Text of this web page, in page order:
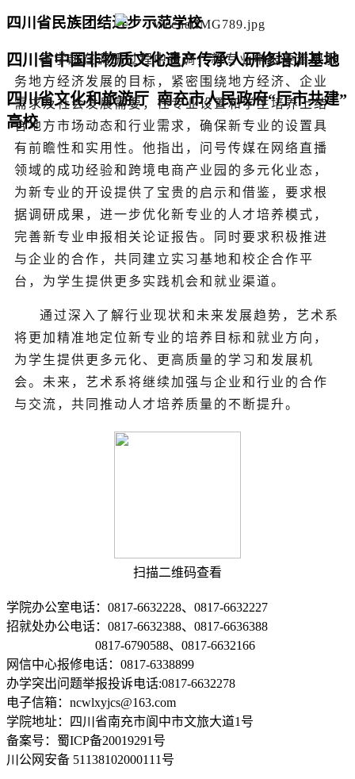
四川省民族团结进步示范学校
四川省中国非物质文化遗产传承人研修培训基地
四川省文化和旅游厅 南充市人民政府“厅市共建”
高校
霍学超在调研过程中强调，新专业申报要着眼服
务地方经济发展的目标，紧密围绕地方经济、企业
需求及社会发展需要，在专业设置和学生培养上结
合地方市场动态和行业需求，确保新专业的设置具
有前瞻性和实用性。他指出，问号传媒在网络直播
领域的成功经验和跨境电商产业园的多元化业态，
为新专业的开设提供了宝贵的启示和借鉴，要求根
据调研成果，进一步优化新专业的人才培养模式，
完善新专业申报相关论证报告。同时要求积极推进
与企业的合作，共同建立实习基地和校企合作平
台，为学生提供更多实践机会和就业渠道。
通过深入了解行业现状和未来发展趋势，艺术系
将更加精准地定位新专业的培养目标和就业方向，
为学生提供更多元化、更高质量的学习和发展机
会。未来，艺术系将继续加强与企业和行业的合作
与交流，共同推动人才培养质量的不断提升。
扫描二维码查看
学院办公室电话：0817-6632228、0817-6632227
招就处办公电话：0817-6632388、0817-6636388
0817-6790588、0817-6632166
网信中心报修电话：0817-6338899
办学突出问题举报投诉电话:0817-6632278
电子信箱：ncwlxyjcs@163.com
学院地址：四川省南充市阆中市文旅大道1号
备案号：蜀ICP备20019291号
川公网安备 51138102000111号